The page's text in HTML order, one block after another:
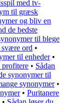
med tv-
til græsk
og bliv en
de bedste
til blege
ord •
til enheder•
profitere • Sådan
synonymer til
synonymer•
• Puritanere